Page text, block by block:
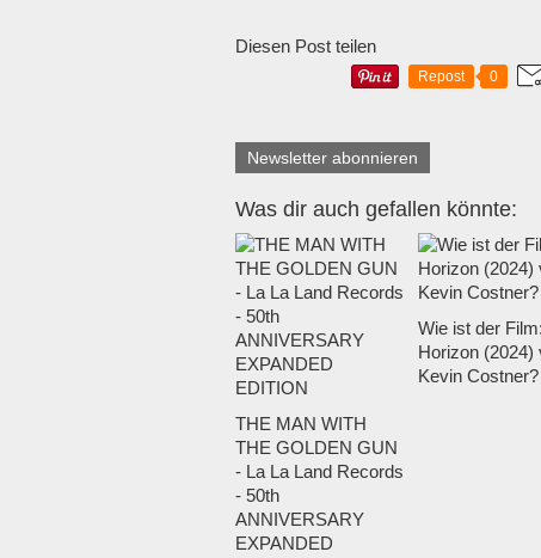
Diesen Post teilen
Repost 0
Newsletter abonnieren
Was dir auch gefallen könnte:
THE MAN WITH
THE GOLDEN GUN
- La La Land Records
- 50th
ANNIVERSARY
EXPANDED
Wie ist der Film:
Horizon (2024)
Kevin Costner?